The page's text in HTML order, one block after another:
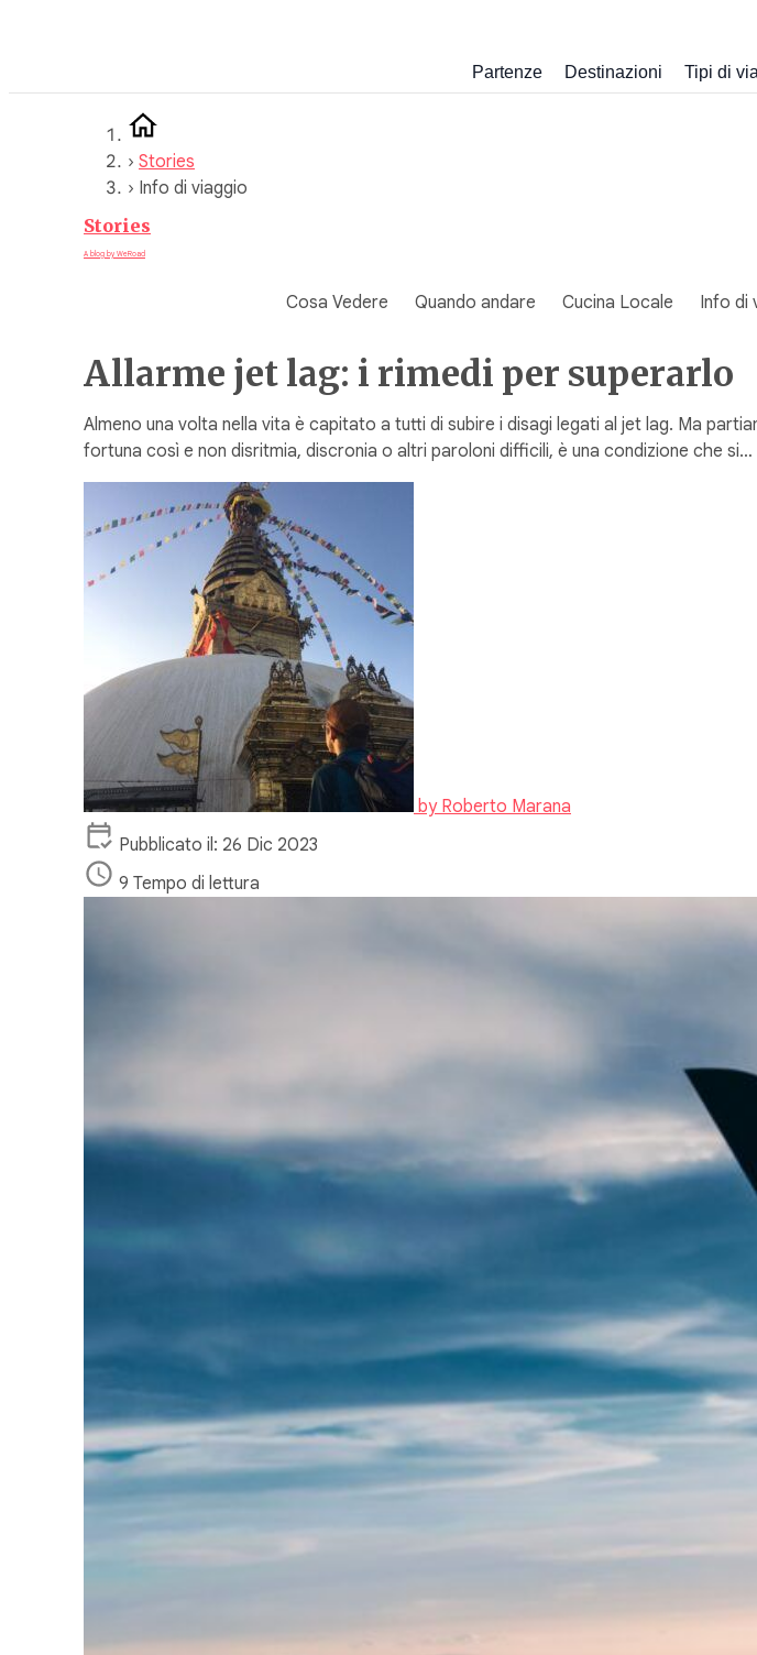
Partenze Destinazioni Tipi di
› Stories
› Info di viaggio
Stories
A blog by WeRoad
Cosa Vedere Quando andare Cucina Locale Info di
Allarme jet lag: i rimedi per superarlo
Almeno una volta nella vita è capitato a tutti di subire i disagi legati al jet lag. Ma
fortuna così e non disritmia, discronia o altri paroloni difficili, è una condizione che si…
by Roberto Marana
Pubblicato il: 26 Dic 2023
9 Tempo di lettura